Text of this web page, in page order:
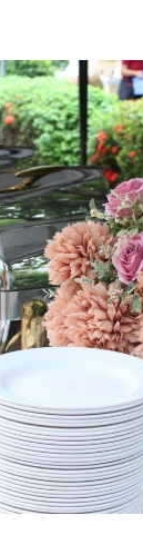
ราย
เอียด